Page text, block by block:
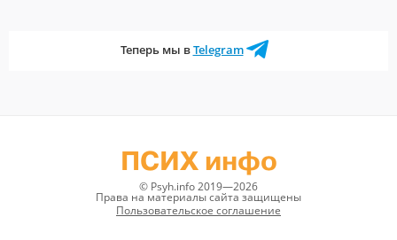
Теперь мы вTelegram
ПСИХ инфо
© Psyh.info 2019—2026
Права на материалы сайта защищены
Пользовательское соглашение